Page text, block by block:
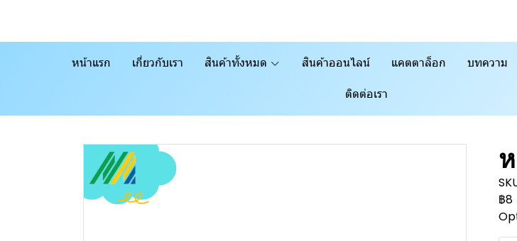
หน้าแรก เกี่ยวกับเรา สินค้าทั้งหมด สินค้าออนไลน์ แคตตาล็อก บทความ
ติดต่อเรา
฿8